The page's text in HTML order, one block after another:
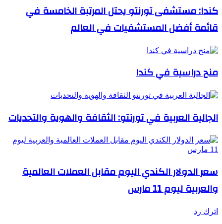
كندا: مستشفى تورنتو يحتل المرتبة الخامسة في
قائمة أفضل المستشفيات في العالم
منح دراسية في كندا
الجالية العربية في تورنتو: الثقافة والهوية والتحديات
سعر الدولار الكندي اليوم مقابل العملات العالمية
والعربية ليوم 11 مارس
اترك رد